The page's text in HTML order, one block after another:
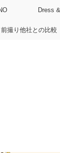
Dress
前撮り他社との比較